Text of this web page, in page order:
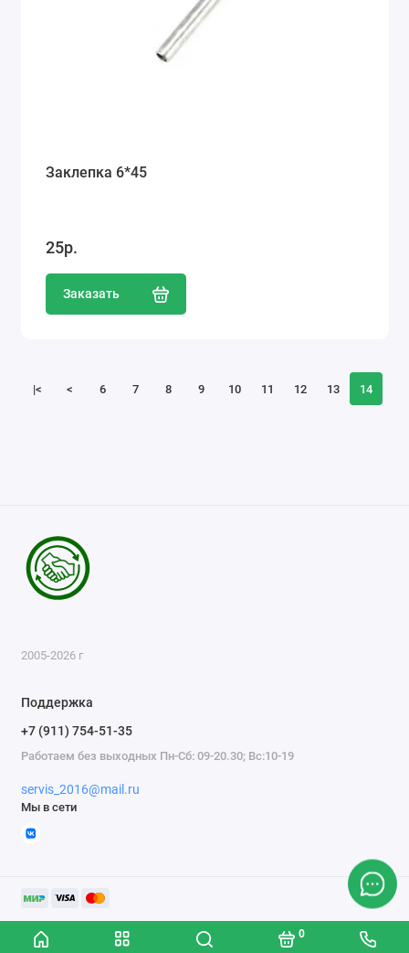
0
Заклепка 6*45
25р.
Заказать
|< < 6 7 8 9 10 11 12 13 14
2005-2026 г
Поддержка
+7 (911) 754-51-35
Работаем без выходных Пн-Сб: 09-20.30; Вс:10-19
servis_2016@mail.ru
Мы в сети